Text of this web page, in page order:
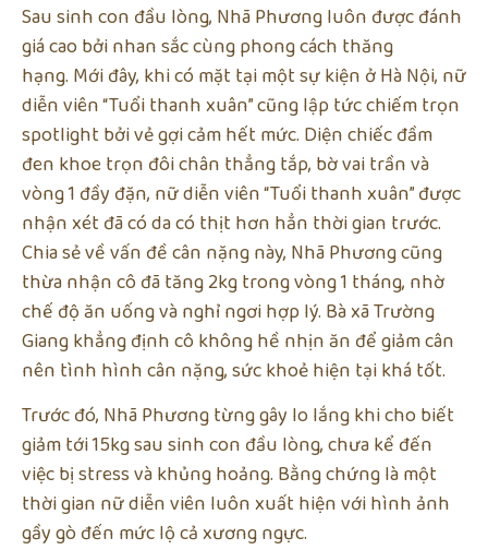
Sau sinh con đầu lòng, Nhã Phương luôn được đánh
giá cao bởi nhan sắc cùng phong cách thăng
hạng. Mới đây, khi có mặt tại một sự kiện ở Hà Nội, nữ
diễn viên “Tuổi thanh xuân” cũng lập tức chiếm trọn
spotlight bởi vẻ gợi cảm hết mức. Diện chiếc đầm
đen khoe trọn đôi chân thẳng tắp, bờ vai trần và
vòng 1 đầy đặn, nữ diễn viên “Tuổi thanh xuân” được
nhận xét đã có da có thịt hơn hẳn thời gian trước.
Chia sẻ về vấn đề cân nặng này, Nhã Phương cũng
thừa nhận cô đã tăng 2kg trong vòng 1 tháng, nhờ
chế độ ăn uống và nghỉ ngơi hợp lý. Bà xã Trường
Giang khẳng định cô không hề nhịn ăn để giảm cân
nên tình hình cân nặng, sức khoẻ hiện tại khá tốt.
Trước đó, Nhã Phương từng gây lo lắng khi cho biết
giảm tới 15kg sau sinh con đầu lòng, chưa kể đến
việc bị stress và khủng hoảng. Bằng chứng là một
thời gian nữ diễn viên luôn xuất hiện với hình ảnh
gầy gò đến mức lộ cả xương ngực.